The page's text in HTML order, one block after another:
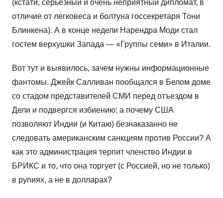
(кстати, серьезный и очень неприятный дипломат, в
отличие от легковеса и болтуна госсекретаря Тони
Блинкена). А в конце недели Нарендра Моди стал
гостем верхушки Запада — «Группы семи» в Италии.
Вот тут и выявилось, зачем нужны информационные
фантомы. Джейк Салливан пообщался в Белом доме
со стадом представителей СМИ перед отъездом в
Дели и подвергся избиению: а почему США
позволяют Индии (и Китаю) безнаказанно не
следовать американским санкциям против России? А
как это администрация терпит членство Индии в
БРИКС и то, что она торгует (с Россией, но не только)
в рупиях, а не в долларах?